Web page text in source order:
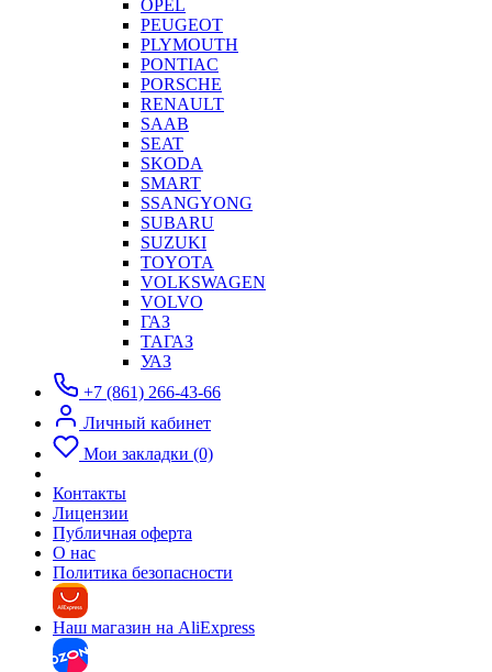
OPEL
PEUGEOT
PLYMOUTH
PONTIAC
PORSCHE
RENAULT
SAAB
SEAT
SKODA
SMART
SSANGYONG
SUBARU
SUZUKI
TOYOTA
VOLKSWAGEN
VOLVO
ГАЗ
ТАГАЗ
УАЗ
+7 (861) 266-43-66
Личный кабинет
Мои закладки (0)
Контакты
Лицензии
Публичная оферта
О нас
Политика безопасности
Наш магазин на AliExpress